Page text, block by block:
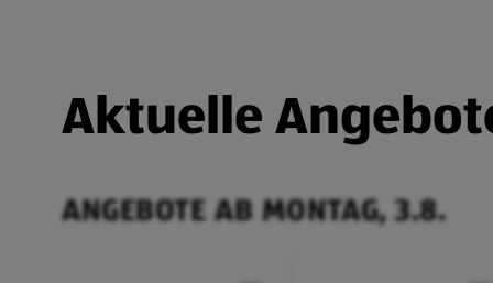
Aktuelle
ANGEBOTE AB MONTAG, 3.8.